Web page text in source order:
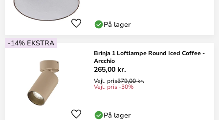
På lager
-14% EKSTRA
Brinja 1 Loftlampe Round Iced Coffee -
Arcchio
265,00 kr.
Vejl. pris379,00 kr.
Vejl. pris -30%
På lager